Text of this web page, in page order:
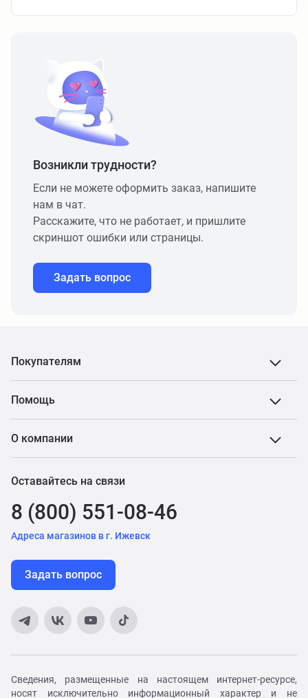
Возникли трудности?
Если не можете оформить заказ, напишите
нам в чат.
Расскажите, что не работает, и пришлите
скриншот ошибки или страницы.
Задать вопрос
Покупателям
Помощь
О компании
Оставайтесь на связи
8 (800) 551-08-46
Адреса магазинов в г. Ижевск
Задать вопрос
Сведения, размещенные на настоящем интернет-ресурсе,
носят исключительно информационный характер и не